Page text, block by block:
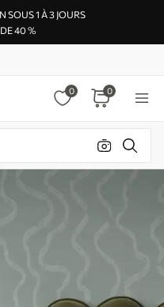
SOUS 1 À 3 JOURS
40 %
0 0